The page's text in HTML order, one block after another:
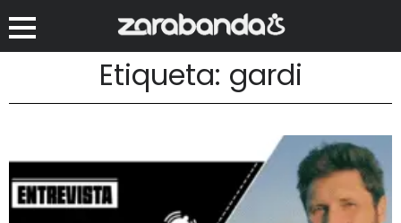
Etiqueta: gardi